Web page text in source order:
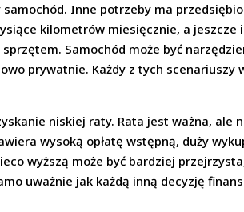
Inne potrzeby ma
kilometrów miesięcznie, a jeszcze
Samochód może być
prywatnie. Każdy z tych scenariuszy
niskiej raty. Rata jest ważna, ale
wysoką opłatę wstępną, duży
wyższą może być bardziej
uważnie jak każdą inną decyzję